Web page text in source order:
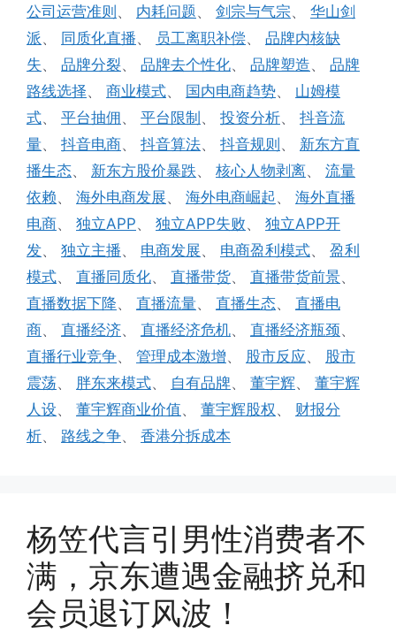
公司运营准则 、 内耗问题、 剑宗与气宗、 华山剑
派、 同质化直播、 员工离职补偿、 品牌内核缺
失、 品牌分裂、 品牌去个性化、 品牌塑造、 品牌
路线选择、 商业模式、 国内电商趋势、 山姆模
式、 平台抽佣、 平台限制 、 投资分析、 抖音流
量、 抖音电商、 抖音算法、 抖音规则 、 新东方直
播生态、 新东方股价暴跌、 核心人物剥离、 流量
依赖、 海外电商发展、 海外电商崛起、 海外直播
电商、 独立APP、 独立APP失败、 独立APP开
发、 独立主播、 电商发展、 电商盈利模式、 盈利
模式、 直播同质化、 直播带货、 直播带货前景、
直播数据下降、 直播流量、 直播生态、 直播电
商、 直播经济、 直播经济危机、 直播经济瓶颈、
直播行业竞争、 管理成本激增、 股市反应、 股市
震荡、 胖东来模式、 自有品牌、 董宇辉、 董宇辉
人设、 董宇辉商业价值、 董宇辉股权 、 财报分
析、 路线之争、 香港分拆成本
杨笠代言引男性消费者不
满，京东遭遇金融挤兑和
会员退订风波！